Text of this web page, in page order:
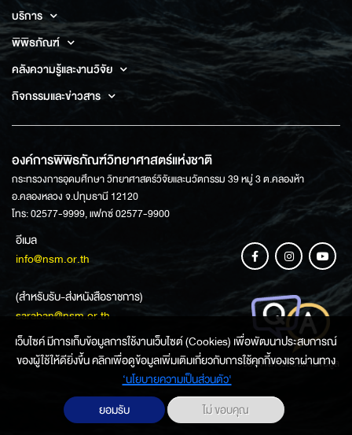
บริการ
พิพิธภัณฑ์
คลังความรู้และงานวิจัย
กิจกรรมและข่าวสาร
องค์การพิพิธภัณฑ์วิทยาศาสตร์แห่งชาติ
กระทรวงการอุดมศึกษา วิทยาศาสตร์วิจัยและนวัตกรรม 39 หมู่ 3 ต.คลองห้า
อ.คลองหลวง จ.ปทุมธานี 12120
โทร: 02577-9999, แฟกซ์ 02577-9900
อีเมล
info@nsm.or.th
(สำหรับรับ-ส่งหนังสือราชการ)
saraban@nsm.or.th
ช่องทางการสอบถามข้อมูล
เว็บไซค์ มีการเก็บข้อมูลการใช้งานเว็บไซต์ (Cookies) เพื่อพัฒนาประสบการณ์
ของผู้ใช้ให้ดียิ่งขึ้น คลิกเพื่อดูข้อมูลเพิ่มเติมเกี่ยวกับการใช้คุกกี้ของเราผ่านทาง
‘นโยบายความเป็นส่วนตัว'
ยอมรับ
ไม่ ขอบคุณ